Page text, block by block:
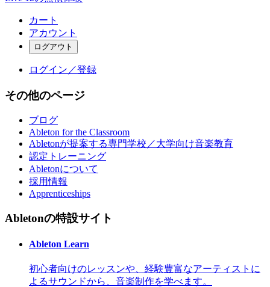
カート
アカウント
ログイン／登録
その他のページ
ブログ
Ableton for the Classroom
Abletonが提案する専門学校／大学向け音楽教育
認定トレーニング
Abletonについて
採用情報
Apprenticeships
Abletonの特設サイト
Ableton Learn
初心者向けのレッスンや、経験豊富なアーティストに
よるサウンドから、音楽制作を学べます。